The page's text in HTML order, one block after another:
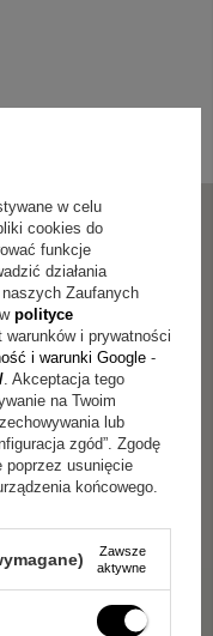
w celu
cookies do
funkcje
działania
Zaufanych
polityce
i prywatności
i warunki Google -
. Akceptacja tego
na Twoim
lub
zgód”. Zgodę
poprzez usunięcie
końcowego.
Zawsze
aktywne